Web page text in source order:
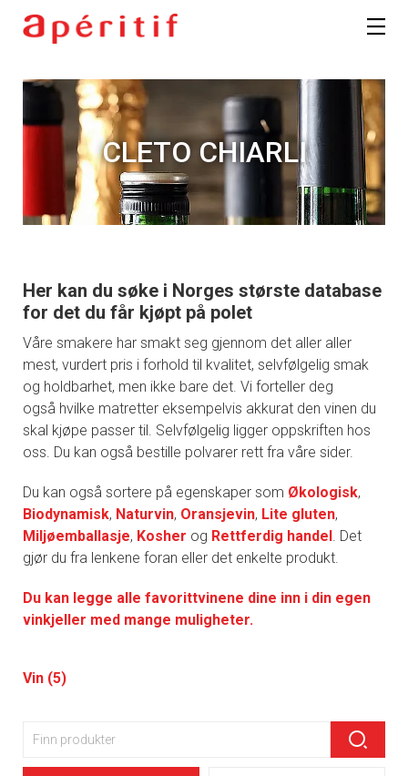
CLETO CHIARLI
Her kan du søke i Norges største database
for det du får kjøpt på polet
Våre smakere har smakt seg gjennom det aller aller
mest, vurdert pris i forhold til kvalitet, selvfølgelig smak
og holdbarhet, men ikke bare det. Vi forteller deg
også hvilke matretter eksempelvis akkurat den vinen du
skal kjøpe passer til. Selvfølgelig ligger oppskriften hos
oss. Du kan også bestille polvarer rett fra våre sider.
Du kan også sortere på egenskaper som Økologisk,
Biodynamisk, Naturvin, Oransjevin, Lite gluten,
Miljøemballasje, Kosher og Rettferdig handel. Det
gjør du fra lenkene foran eller det enkelte produkt.
Du kan legge alle favorittvinene dine inn i din egen
vinkjeller med mange muligheter.
Vin (5)